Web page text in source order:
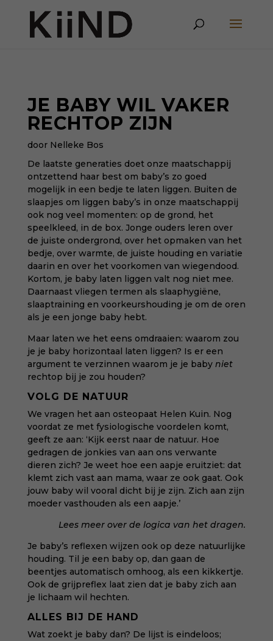
JE BABY WIL VAKER
RECHTOP ZIJN
door Nelleke Bos
De laatste generaties doet onze maatschappij
ontzettend haar best om baby’s zo goed
mogelijk in een bedje te laten liggen. Buiten de
slaapjes om liggen baby’s in onze maatschappij
ook nog veel momenten: op de grond, het
speelkleed, in de box. Jonge ouders leren over
de juiste ondergrond, over het opmaken van het
bedje, over warmte, de juiste houding en variatie
daarin en over het voorkomen van wiegendood.
Kortom, je baby laten liggen valt nog niet mee.
Daarnaast vliegen termen als slaaphygiëne,
slaaptraining en voorkeurshouding je om de oren
als je een jonge baby hebt.
Maar laten we het eens omdraaien: waarom zou
je je baby horizontaal laten liggen? Is er een
argument te verzinnen waarom je je baby niet
rechtop bij je zou houden?
VOLG DE NATUUR
We vragen het aan osteopaat Helen Kuin. Nog
voordat ze met fysiologische voordelen komt,
geeft ze aan: ‘Kijk eerst naar de natuur. Hoe
gedragen de jonkies van aan ons verwante
dieren zich? Je weet hoe een aapje eruitziet: dat
klemt zich vast aan mama, waar ze ook gaat. Ook
jouw baby wil vooral dicht bij je zijn. Zich aan zijn
moeder vasthouden als een aapje.’
Lees meer overde logica van het dragen.
Je baby’s reflexen wijzen ook op deze natuurlijke
houding. Til je een baby op, dan gaan de
beentjes automatisch omhoog, als een kikkertje.
Ook de grijpreflex laat zien dat je baby zich aan
je lichaam wil hechten.
ALLES BIJ DE HAND
Wat zoekt je baby dan? De lijst is eindeloos;